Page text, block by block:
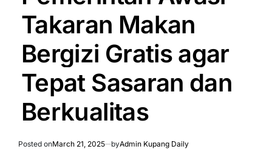
Takaran Makan
Bergizi Gratis agar
Tepat Sasaran dan
Berkualitas
Posted onMarch 21, 2025 byAdmin Kupang Daily